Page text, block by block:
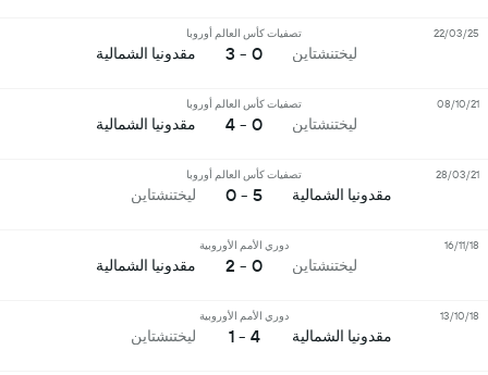
ليختنشتاين
تصفيات كأس العالم أوروبا
0 - 3 مقدونيا الشمالية
22/03/25
ليختنشتاين
تصفيات كأس العالم أوروبا
0 - 4 مقدونيا الشمالية
08/10/21
مقدونيا الشمالية
تصفيات كأس العالم أوروبا
5 - 0 ليختنشتاين
28/03/21
ليختنشتاين
دوري الأمم الأوروبية
0 - 2 مقدونيا الشمالية
16/11/18
مقدونيا الشمالية
دوري الأمم الأوروبية
4 - 1 ليختنشتاين
13/10/18